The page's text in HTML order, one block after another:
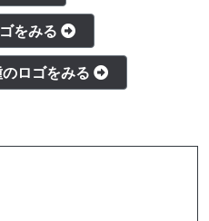
をみる
のロゴをみる